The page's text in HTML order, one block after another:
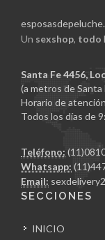
Un sexshop, todo
Santa Fe 4456,
(a metros de Santa
Horario de
Todos los días de
Teléfono:
Whatsapp:
Email:
SECCIONES
INICIO